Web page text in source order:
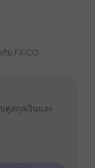
บ FX.CO
คู่สกุลเงินและ